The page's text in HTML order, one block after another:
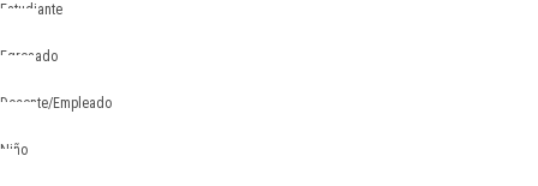
Estudiante
Egresado
Docente/Empleado
Niño